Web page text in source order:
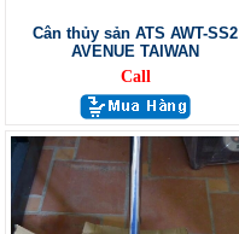
Cân thủy sản ATS AWT-SS2
AVENUE TAIWAN
Call